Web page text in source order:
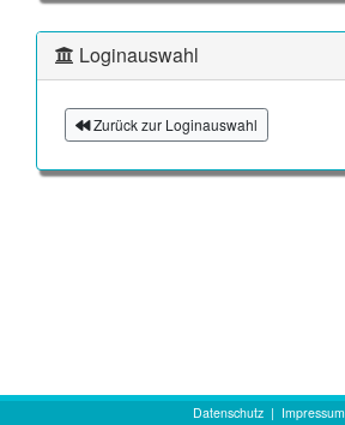
Loginauswahl
Zurück zur Loginauswahl
Datenschutz| Impressum